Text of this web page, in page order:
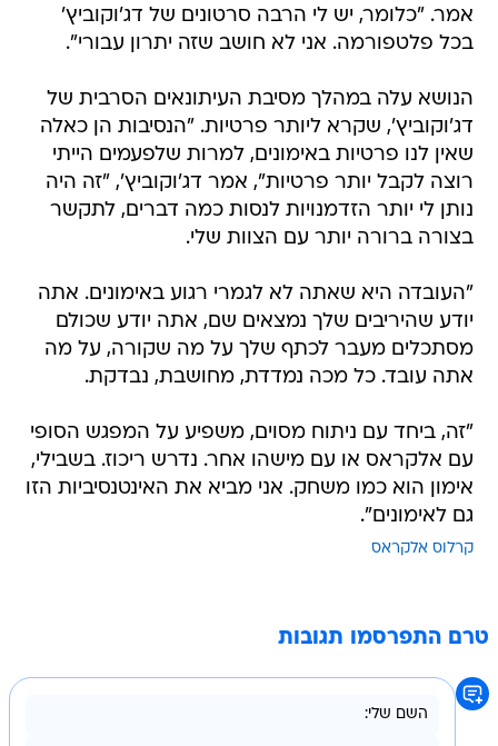
אמר. "כלומר, יש לי הרבה סרטונים של דג'וקוביץ'
בכל פלטפורמה. אני לא חושב שזה יתרון עבורי".
הנושא עלה במהלך מסיבת העיתונאים הסרבית של
דג'וקוביץ', שקרא ליותר פרטיות. "הנסיבות הן כאלה
שאין לנו פרטיות באימונים, למרות שלפעמים הייתי
רוצה לקבל יותר פרטיות", אמר דג'וקוביץ', "זה היה
נותן לי יותר הזדמנויות לנסות כמה דברים, לתקשר
בצורה ברורה יותר עם הצוות שלי.
"העובדה היא שאתה לא לגמרי רגוע באימונים. אתה
יודע שהיריבים שלך נמצאים שם, אתה יודע שכולם
מסתכלים מעבר לכתף שלך על מה שקורה, על מה
אתה עובד. כל מכה נמדדת, מחושבת, נבדקת.
"זה, ביחד עם ניתוח מסוים, משפיע על המפגש הסופי
עם אלקראס או עם מישהו אחר. נדרש ריכוז. בשבילי,
אימון הוא כמו משחק. אני מביא את האינטנסיביות הזו
גם לאימונים".
קרלוס אלקראס
טרם התפרסמו תגובות